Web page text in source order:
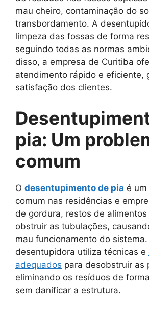
mau cheiro, contaminação do
transbordamento. A
limpeza das fossas de forma
seguindo todas as normas
disso, a empresa de Curitiba
atendimento rápido e eficiente,
satisfação dos clientes.
pia: Um
comum
O desentupimento de pia é
comum nas residências e
de gordura, restos de
obstruir as tubulações,
mau funcionamento do sistema.
desentupidora utiliza técnicas e
adequados para desobstruir as
eliminando os resíduos de
sem danificar a estrutura.